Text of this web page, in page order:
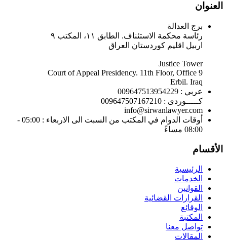
العنوان
برج العدالة
رئاسة محكمة الاستئناف. الطابق ١١، المكتب ٩
اربيل اقليم كوردستان العراق
Justice Tower
Court of Appeal Presidency. 11th Floor, Office 9
Erbil. Iraq
عربي : 009647513954229
كـــــوردى : 009647507167210
info@sirwanlawyer.com
أوقات الدوام في المكتب من السبت الى الاربعاء : 05:00 -
08:00 مساءً
الأقسام
الرئيسية
الخدمات
القوانين
القرارات القضائية
الوقائع
المكتبة
تواصل معنا
المقالات